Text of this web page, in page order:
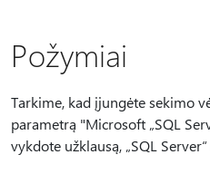
Požymiai
Tarkime, kad įjungėte sekimo
parametrą "Microsoft „SQL
vykdote užklausą, „SQL